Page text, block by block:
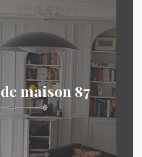
maison 87